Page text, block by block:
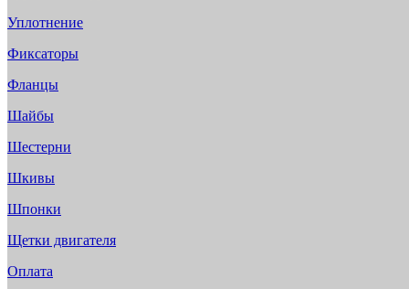
Уплотнение
Фиксаторы
Фланцы
Шайбы
Шестерни
Шкивы
Шпонки
Щетки двигателя
Оплата